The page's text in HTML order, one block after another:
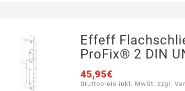
Effeff
ProFix® 2 DIN
45,95€
Bruttopreis inkl. MwSt. zzgl.